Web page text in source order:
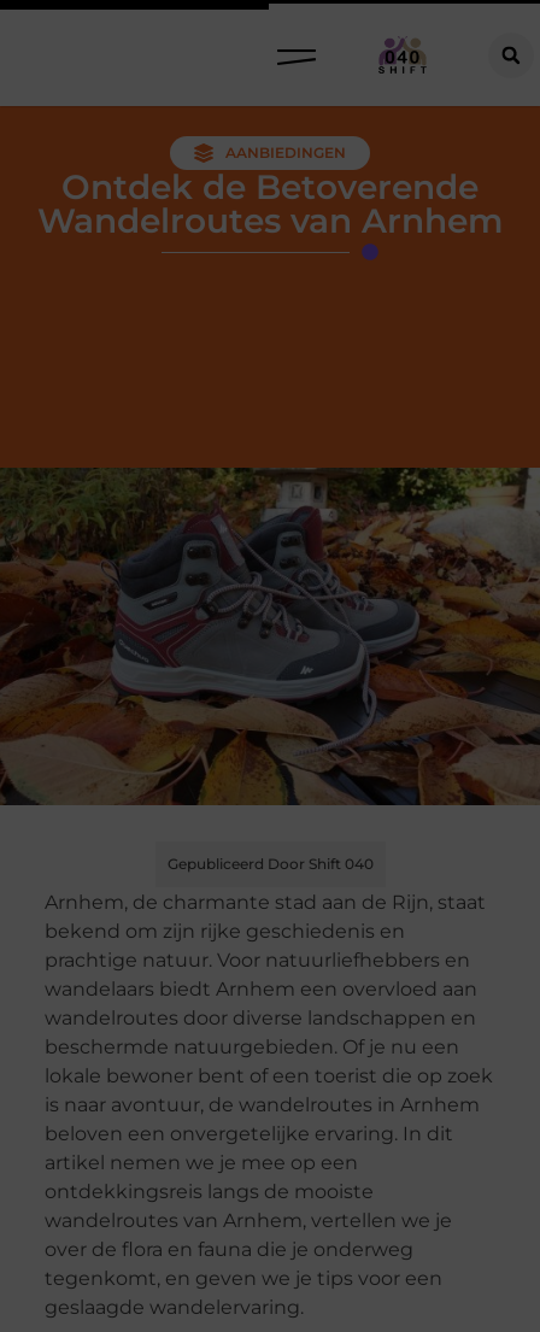
AANBIEDINGEN
Ontdek de Betoverende
Wandelroutes van Arnhem
Gepubliceerd Door Shift 040
Arnhem, de charmante stad aan de Rijn, staat
bekend om zijn rijke geschiedenis en
prachtige natuur. Voor natuurliefhebbers en
wandelaars biedt Arnhem een overvloed aan
wandelroutes door diverse landschappen en
beschermde natuurgebieden. Of je nu een
lokale bewoner bent of een toerist die op zoek
is naar avontuur, de wandelroutes in Arnhem
beloven een onvergetelijke ervaring. In dit
artikel nemen we je mee op een
ontdekkingsreis langs de mooiste
wandelroutes van Arnhem, vertellen we je
over de flora en fauna die je onderweg
tegenkomt, en geven we je tips voor een
geslaagde wandelervaring.